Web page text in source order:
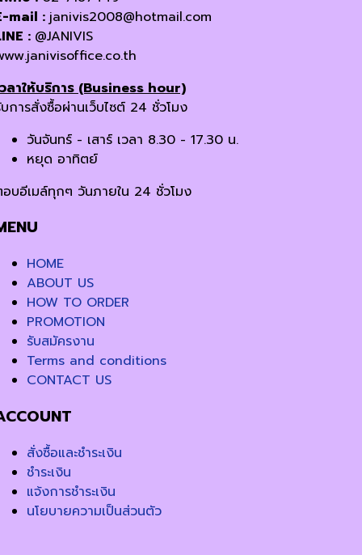
mail : janivis2008@hotmail.com
: @JANIVIS
ลาให้บริการ (Business hour)
การสั่งซื้อผ่านเว็บไซต์ 24 ชั่วโมง
วันจันทร์ - เสาร์ เวลา 8.30 - 17.30 น.
หยุด อาทิตย์
บอีเมล์ทุกๆ วันภายใน 24 ชั่วโมง
HOME
ABOUT US
HOW TO ORDER
PROMOTION
รับสมัครงาน
Terms and conditions
CONTACT US
สั่งซื้อและชำระเงิน
ชำระเงิน
แจ้งการชำระเงิน
นโยบายความเป็นส่วนตัว